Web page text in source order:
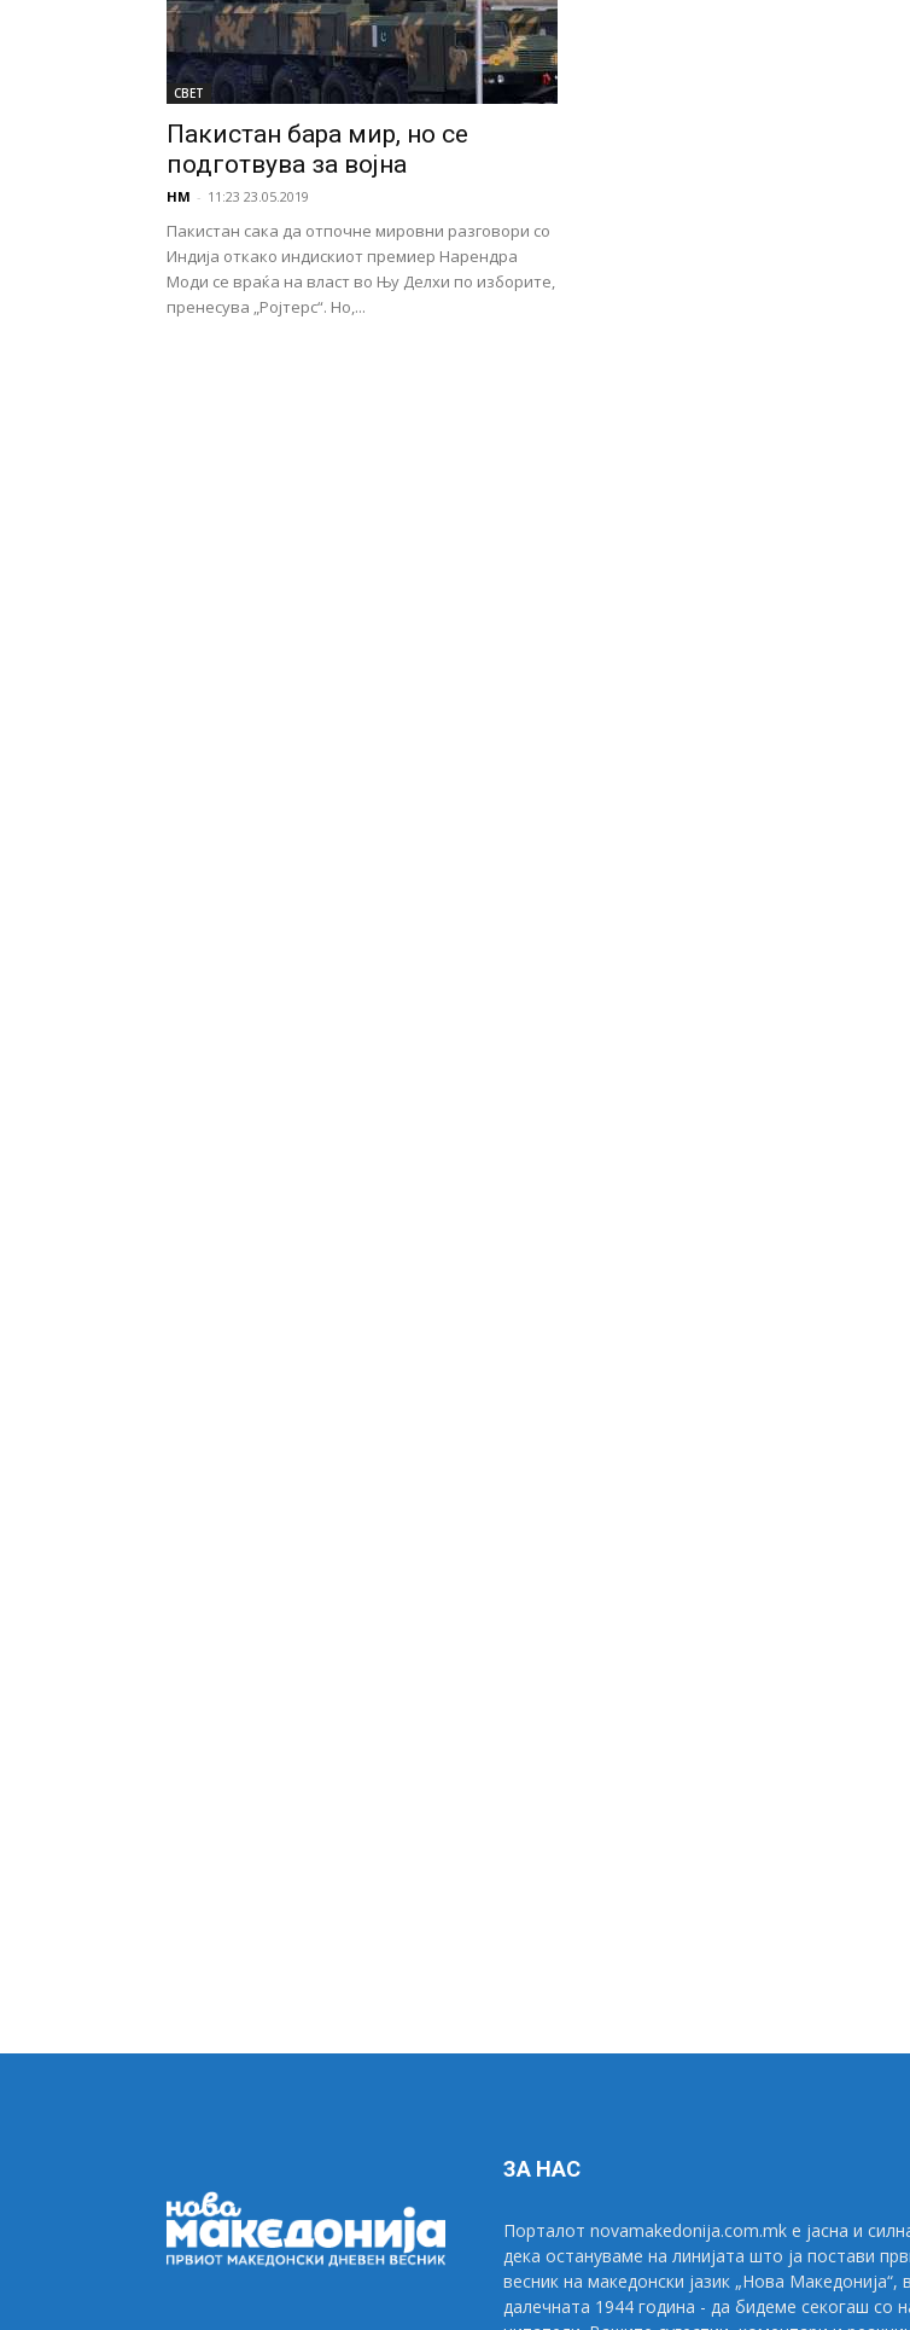
СВЕТ
Пакистан бара мир, но се
подготвува за војна
НМ - 11:23 23.05.2019
Пакистан сака да отпочне мировни разговори со
Индија откако индискиот премиер Нарендра
Моди се враќа на власт во Њу Делхи по изборите,
пренесува „Ројтерс“. Но,...
ЗА НАС
Порталот novamakedonija.com.mk е јасна и
дека остануваме на линијата што ја постави
весник на македонски јазик „Нова Македонија“,
далечната 1944 година - да бидеме секогаш со